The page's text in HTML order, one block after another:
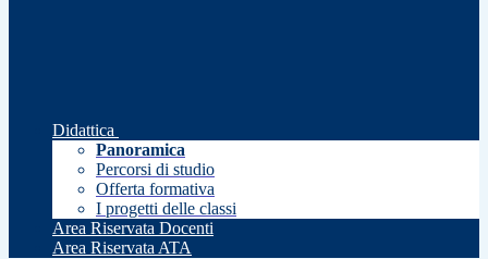
Didattica
Panoramica
Percorsi di studio
Offerta formativa
I progetti delle classi
Area Riservata Docenti
Area Riservata ATA